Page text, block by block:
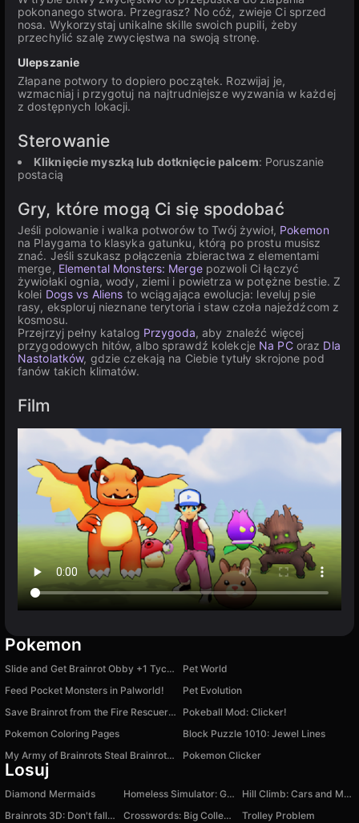
pokonanego stwora. Przegrasz? No cóż, zwieje Ci sprzed
nosa. Wykorzystaj unikalne skille swoich pupili, żeby
przechylić szalę zwycięstwa na swoją stronę.
Ulepszanie
Złapane potwory to dopiero początek. Rozwijaj je,
wzmacniaj i przygotuj na najtrudniejsze wyzwania w każdej
z dostępnych lokacji.
Sterowanie
Kliknięcie myszką lub dotknięcie palcem: Poruszanie
postacią
Gry, które mogą Ci się spodobać
Jeśli polowanie i walka potworów to Twój żywioł, Pokemon
na Playgama to klasyka gatunku, którą po prostu musisz
znać. Jeśli szukasz połączenia zbieractwa z elementami
merge, Elemental Monsters: Mergepozwoli Ci łączyć
żywiołaki ognia, wody, ziemi i powietrza w potężne bestie. Z
kolei Dogs vs Aliens to wciągająca ewolucja: leveluj psie
rasy, eksploruj nieznane terytoria i staw czoła najeźdźcom z
kosmosu.
Przejrzyj pełny katalog Przygoda, aby znaleźć więcej
przygodowych hitów, albo sprawdź kolekcje Na PCoraz Dla
Nastolatków, gdzie czekają na Ciebie tytuły skrojone pod
fanów takich klimatów.
Film
Pokemon
Slide and Get Brainrot Obby +1 Tycoon 3D
Pet World
Feed Pocket Monsters in Palworld!
Pet Evolution
Save Brainrot from the Fire Rescuer Obby +1 Tycoon
Pokeball Mod: Clicker!
Pokemon Coloring Pages
Block Puzzle 1010: Jewel Lines
My Army of Brainrots Steal Brainrot Boss +1 Tycoon
Pokemon Clicker
Losuj
Diamond Mermaids Homeless Simulator: Get Rich
Hill Climb: Cars and Motorcycles
Brainrots 3D: Don't fall down!
Crosswords: Big Collection
Trolley Problem